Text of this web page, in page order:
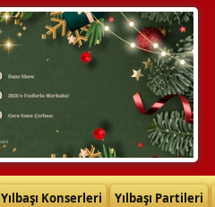
Yılbaşı Konserleri Yılbaşı Partileri